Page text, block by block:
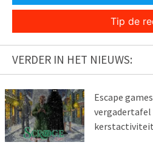
Tip de
VERDER IN HET NIEUWS:
Escape
kerstactiviteit